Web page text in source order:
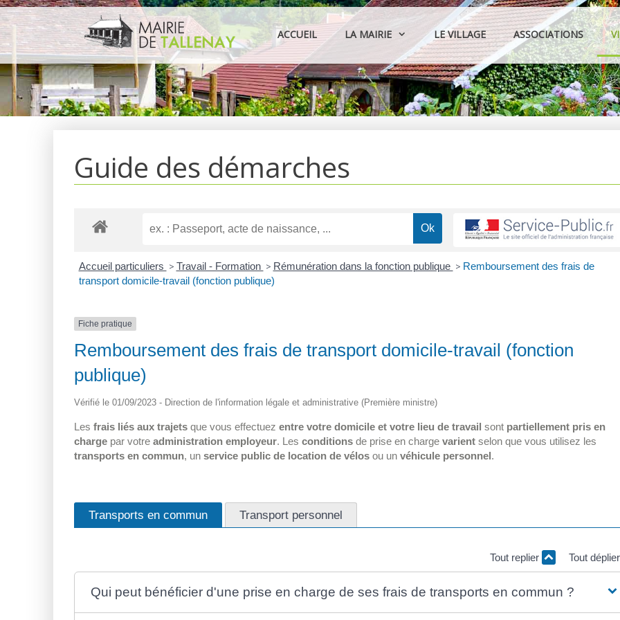
Aller
au
contenu
ACCUEIL LA MAIRIE LE VILLAGE ASSOCIATIONS
Guide des démarches
Accueil particuliers > Travail - Formation > Rémunération dans la fonction publique > Remboursement des frais de
transport domicile-travail (fonction publique)
Fiche pratique
Remboursement des frais de transport domicile-travail (fonction
publique)
Vérifié le 01/09/2023 - Direction de l'information légale et administrative (Première ministre)
Les frais liés aux trajets que vous effectuez entre votre domicile et votre lieu de travail sont partiellement pris en
charge par votre administration employeur. Les conditions de prise en charge varient selon que vous utilisez les
transports en commun, un service public de location de vélos ou un véhicule personnel.
Transports en commun Transport personnel
Tout replier Tout
Qui peut bénéficier d'une prise en charge de ses frais de transports en commun ?